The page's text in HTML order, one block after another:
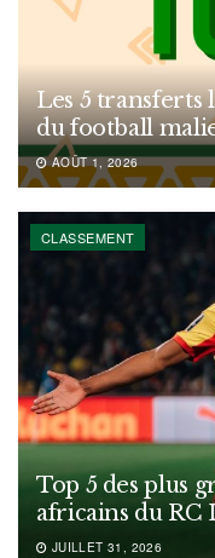
Les 5 transferts
du football
AOÛT 1, 2026
CLASSEMENT
Top 5 des plus
africains du RC
JUILLET 31, 2026